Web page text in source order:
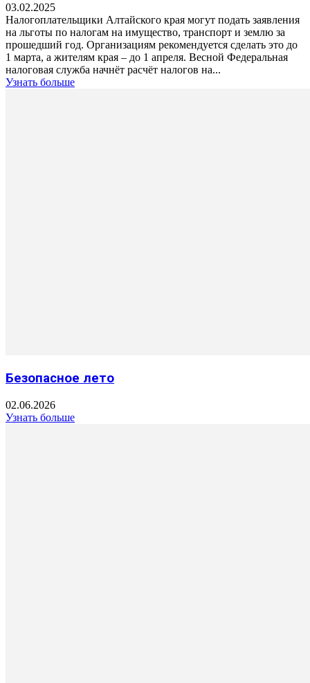
03.02.2025
Налогоплательщики Алтайского края могут подать заявления
на льготы по налогам на имущество, транспорт и землю за
прошедший год. Организациям рекомендуется сделать это до
1 марта, а жителям края – до 1 апреля. Весной Федеральная
налоговая служба начнёт расчёт налогов на...
Узнать больше
Безопасное лето
02.06.2026
Узнать больше